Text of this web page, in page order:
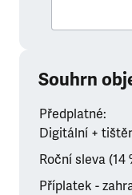
Souhrn
Předplatné:
Digitální +
Roční sleva (14
Příplatek -